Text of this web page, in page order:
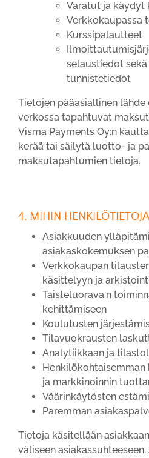
Varatut ja
Verkkokaupassa
Kurssipalautteet
selaustiedot
tunnistetiedot
Tietojen pääasiallinen lähde
verkossa tapahtuvat
Visma Payments Oy:n
kerää tai säilytä luotto- ja
maksutapahtumien tietoja.
4. MIHIN
Asiakkuuden
asiakaskokemuksen
Verkkokaupan
käsittelyyn ja
Taisteluorava:n
kehittämiseen
Koulutusten
Tilavuokrausten
Analytiikkaan ja
ja markkinoinnin
Väärinkäytösten
Paremman
Tietoja käsitellään
väliseen